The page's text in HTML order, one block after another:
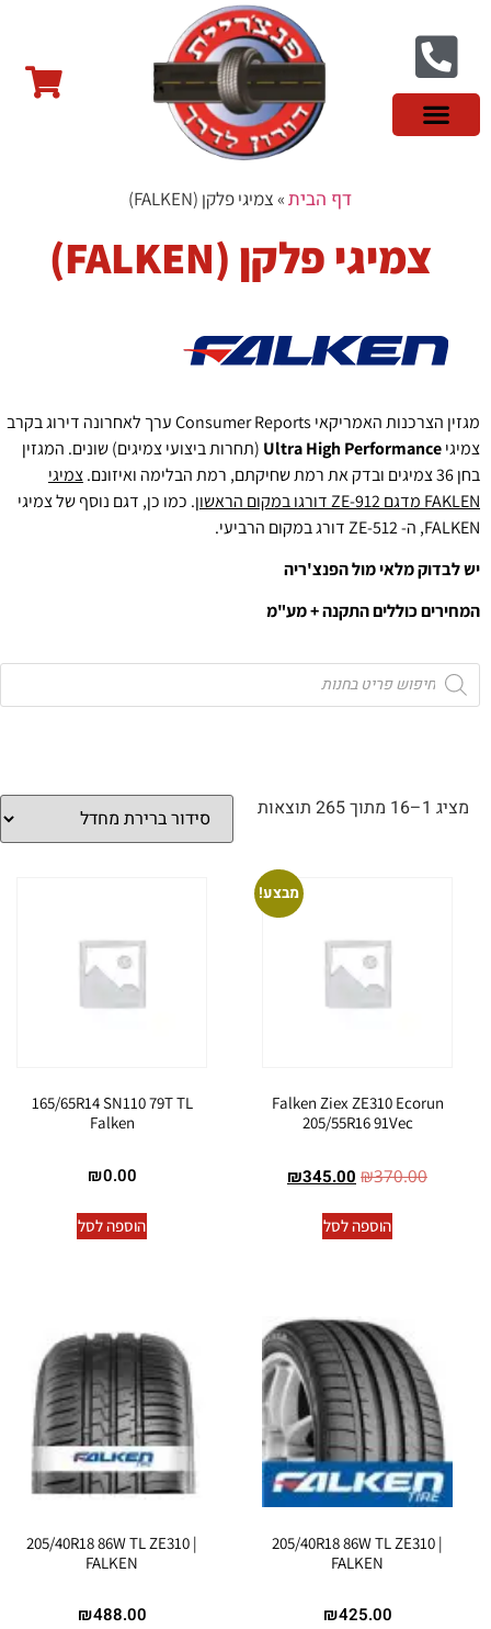
דף הבית»צמיגי פלקן (FALKEN)
צמיגי פלקן (FALKEN)
מגזין הצרכנות האמריקאי Consumer Reports ערך לאחרונה דירוג בקרב
צמיגיUltra High Performance(תחרות ביצועי צמיגים) שונים. המגזין
בחן 36 צמיגים ובדק את רמת שחיקתם, רמת הבלימה ואיזונם.
צמיגי
FAKLEN מדגם ZE-912 דורגו במקום הראשון
. כמו כן, דגם נוסף של צמיגי
FALKEN, ה- ZE-512 דורג במקום הרביעי.
יש לבדוק מלאי מול הפנצ'ריה
המחירים כוללים התקנה + מע"מ
מציג 1–16 מתוך 265 תוצאות
מבצע!
Falken Ziex ZE310 Ecorun
205/55R16 91Vec
₪370.00
₪345.00
הוספה לסל
165/65R14 SN110 79T TL
Falken
₪0.00
הוספה לסל
205/40R18 86W TL ZE310 |
FALKEN
₪425.00
205/40R18 86W TL ZE310 |
FALKEN
₪488.00